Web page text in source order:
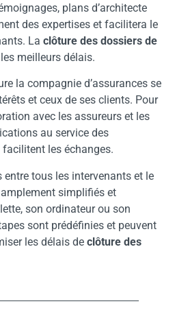
plans d’architecte
des expertises et facilitera le
La clôture des dossiers de
meilleurs délais.
la compagnie d’assurances se
et ceux de ses clients. Pour
avec les assureurs et les
au service des
les échanges.
tous les intervenants et le
simplifiés et
son ordinateur ou son
sont prédéfinies et peuvent
les délais de clôture des